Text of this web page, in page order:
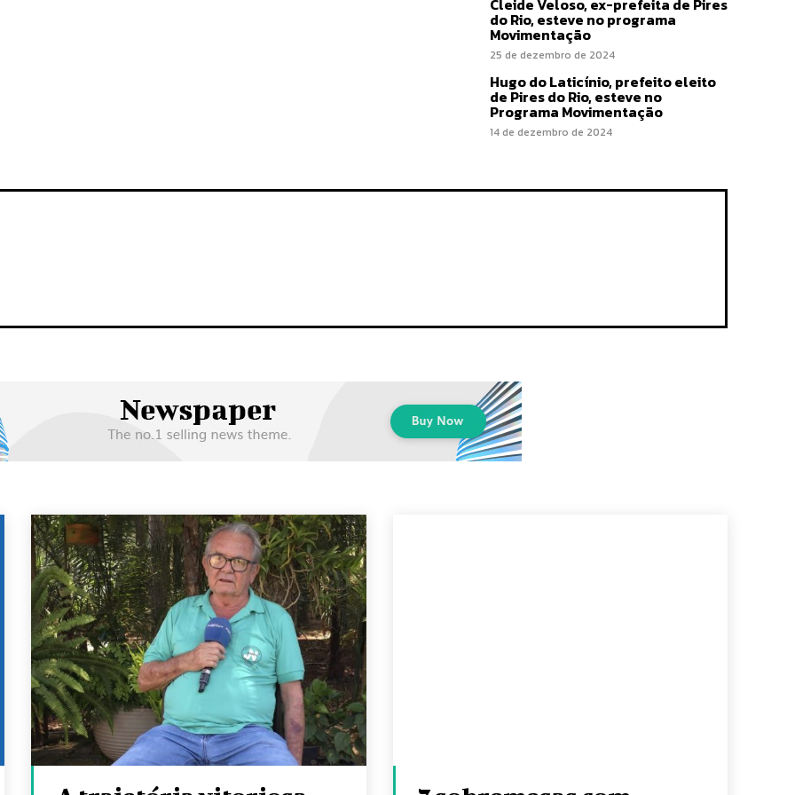
do Rio, esteve no programa
Movimentação
25 de dezembro de 2024
Hugo do Laticínio, prefeito eleito
de Pires do Rio, esteve no
Programa Movimentação
14 de dezembro de 2024